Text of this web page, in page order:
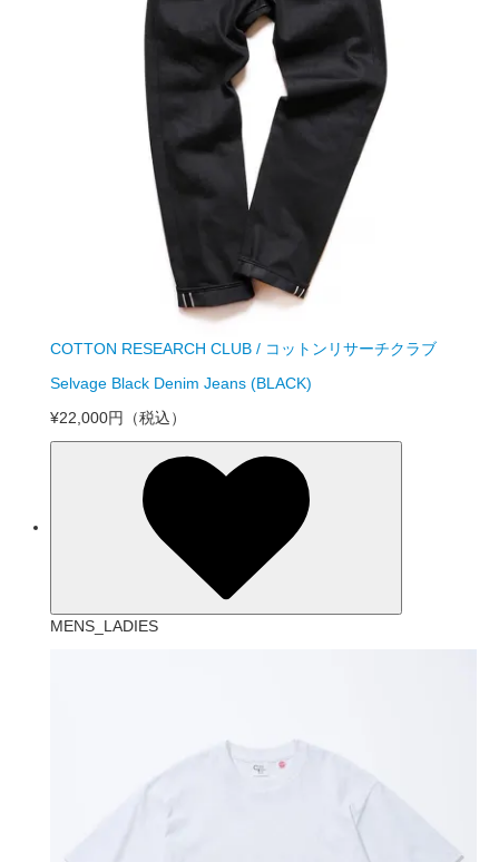
COTTON RESEARCH CLUB / コットンリサーチクラブ
Selvage Black Denim Jeans (BLACK)
¥22,000円
（税込）
MENS_LADIES